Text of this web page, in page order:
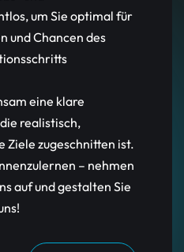
um Sie optimal für
und Chancen des
eine klare
realistisch,
Ziele zugeschnitten ist.
– nehmen
auf und gestalten Sie